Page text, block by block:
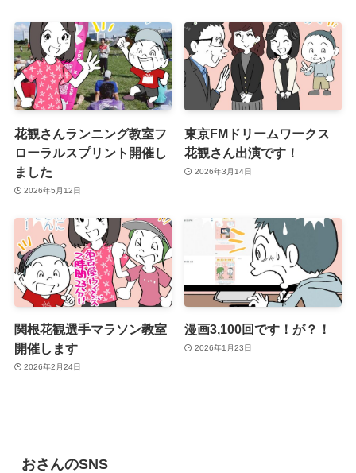
花観さんランニング教室フ
ローラルスプリント開催し
ました
2026年5月12日
東京FMドリームワークス
花観さん出演です！
2026年3月14日
関根花観選手マラソン教室
開催します
2026年2月24日
漫画3,100回です！が？！
2026年1月23日
おさんのSNS